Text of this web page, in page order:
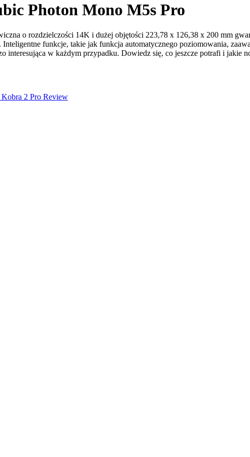
Photon Mono M5s Pro
o rozdzielczości 14K i dużej objętości 223,78 x 126,38 x 200 mm
funkcje, takie jak funkcja automatycznego poziomowania,
interesująca w każdym przypadku. Dowiedz się, co jeszcze potrafi i jakie
2 Pro Review